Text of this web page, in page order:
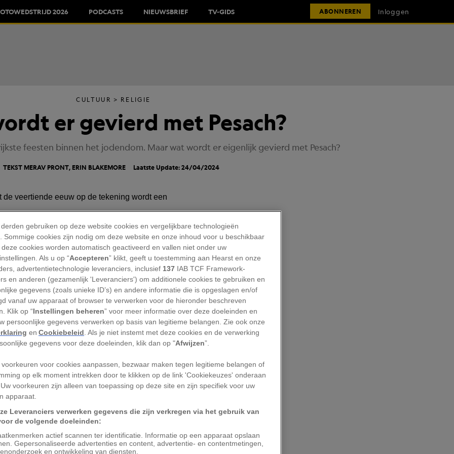
2026 PODCASTS NIEUWSBRIEF TV-GIDS ABONNEREN Inloggen
CULTUUR RELIGIE
er gevierd met Pesach?
feesten binnen het jodendom. Maar wat wordt er eigenlijk gevierd met Pesach?
TEKST MERAV PRONT, ERIN BLAKEMORE Laatste Update: 24/04/2024
april, de Joodse maand nisan,
wereld zich voor op Pesach, een van
het jodendom. Tijdens deze acht dagen
jaren vanreligieuzeen culturele
het joodse paasfeest genoemd,
hetchristelijke paasfeestvindt zijn
Maar wat is Pesach eigenlijk?
Pesach
drieduizend jaar geleden af. Uit angst
zouden overtreffen, besloot de
Ook dwong hij de Joden om hun
Eén Joodse moeder weigerde
van papyrus tussen het riet. Daar
van de farao. Het kindje zou
gebruiken op deze website cookies en vergelijkbare technologieën
Sommige cookies zijn nodig om deze website en onze inhoud voor u beschikbaar
cookies worden automatisch geactiveerd en vallen niet onder uw
Als u op “Accepteren” klikt, geeft u toestemming aan Hearst en onze
advertentietechnologie leveranciers, inclusief 137 IAB TCF Framework-
en anderen (gezamenlijk 'Leveranciers') om additionele cookies te gebruiken en
gegevens (zoals unieke ID’s) en andere informatie die is opgeslagen en/of
vanaf uw apparaat of browser te verwerken voor de hieronder beschreven
Klik op “Instellingen beheren” voor meer informatie over deze doeleinden en
persoonlijke gegevens verwerken op basis van legitieme belangen. Zie ook onze
enCookiebeleid. Als je niet instemt met deze cookies en de verwerking
gegevens voor deze doeleinden, klik dan op "Afwijzen”.
voorkeuren voor cookies aanpassen, bezwaar maken tegen legitieme belangen of
op elk moment intrekken door te klikken op de link 'Cookiekeuzes' onderaan
voorkeuren zijn alleen van toepassing op deze site en zijn specifiek voor uw
apparaat.
Leveranciers verwerken gegevens die zijn verkregen via het gebruik van
de volgende doeleinden:
actief scannen ter identificatie. Informatie op een apparaat opslaan
Gepersonaliseerde advertenties en content, advertentie- en contentmetingen,
en ontwikkeling van diensten.